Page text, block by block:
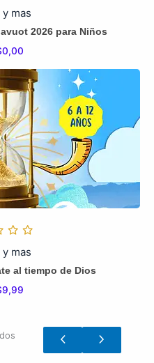
mas
2026 para Niños
0,00
mas
al tiempo de Dios
9,99